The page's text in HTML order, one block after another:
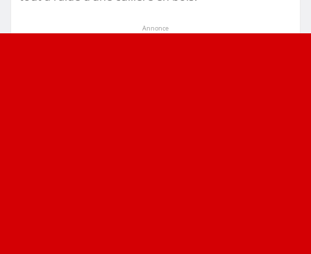
Annonce